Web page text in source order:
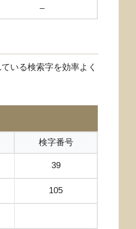
–
いる検索字を効率よく
検字番号
39
105